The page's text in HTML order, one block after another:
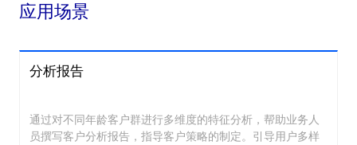
应用场景
分析报告
通过对不同年龄客户群进行多维度的特征分析，帮助业务人
员撰写客户分析报告，指导客户策略的制定。引导用户多样